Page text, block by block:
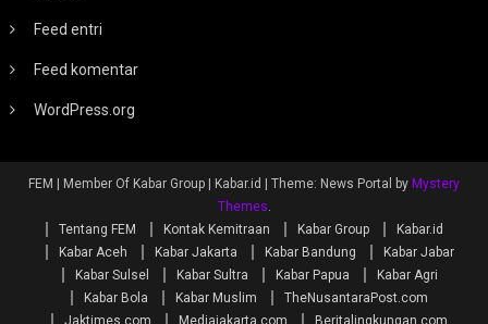
Feed entri
Feed komentar
WordPress.org
FEM | Member Of Kabar Group | Kabar.id Theme: News Portal by Mystery
Themes.
Tentang FEM
Kontak Kemitraan Kabar Group
Kabar.id
Kabar Aceh
Kabar Jakarta Kabar Bandung
Kabar Jabar
Kabar Sulsel
Kabar Sultra Kabar Papua
Kabar Agri
Kabar Bola
Kabar Muslim
TheNusantaraPost.com
Jaktimes.com
Mediajakarta.com Beritalingkungan.com